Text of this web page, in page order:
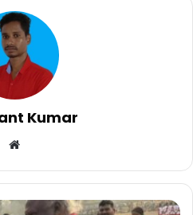
Kumar